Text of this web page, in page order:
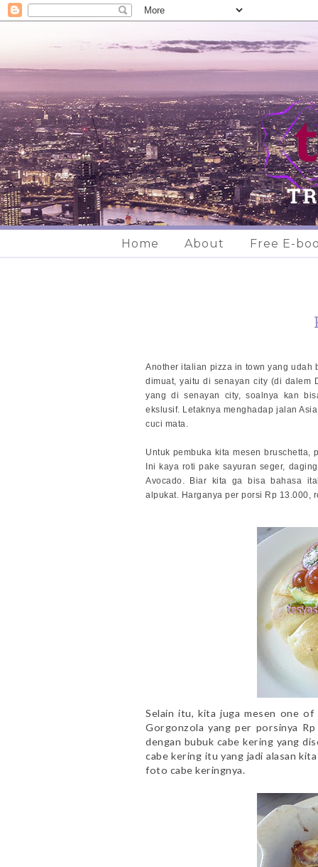
Home About Free E-
Another italian pizza in town yang udah
dimuat, yaitu di senayan city (di dalem
yang di senayan city, soalnya kan
ekslusif. Letaknya menghadap jalan
cuci mata.
Untuk pembuka kita mesen
Ini kaya roti pake sayuran seger,
Avocado. Biar kita ga bisa bahasa
alpukat. Harganya per porsi Rp 13.000,
Selain itu, kita juga mesen one of
Gorgonzola yang per porsinya Rp
dengan bubuk cabe kering yang
cabe kering itu yang jadi alasan
foto cabe keringnya.